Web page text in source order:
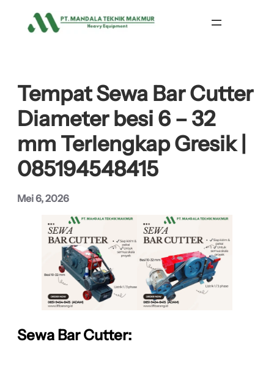
Tempat Sewa Bar Cutter
Diameter besi 6 – 32
mm Terlengkap Gresik |
085194548415
Mei 6, 2026
Sewa Bar Cutter: